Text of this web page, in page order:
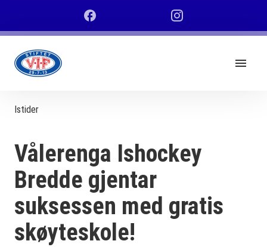
Istider
Vålerenga Ishockey
Bredde gjentar
suksessen med gratis
skøyteskole!